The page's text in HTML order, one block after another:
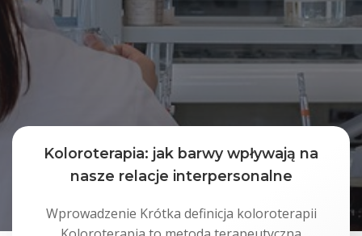
Koloroterapia: jak barwy wpływają na
nasze relacje interpersonalne
Wprowadzenie Krótka definicja koloroterapii